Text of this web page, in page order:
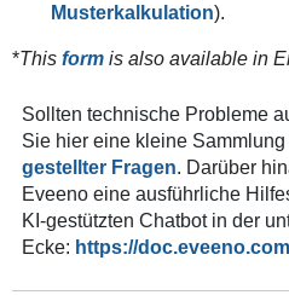
Musterkalkulation).
*This form is also available in
Sollten technische Probleme
Sie hier eine kleine Sammlung
gestellter Fragen. Darüber
Eveeno eine ausführliche
KI-gestützten Chatbot in der
Ecke: https://